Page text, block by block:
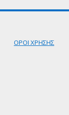
ΟΡΟΙ ΧΡΗΣΗΣ